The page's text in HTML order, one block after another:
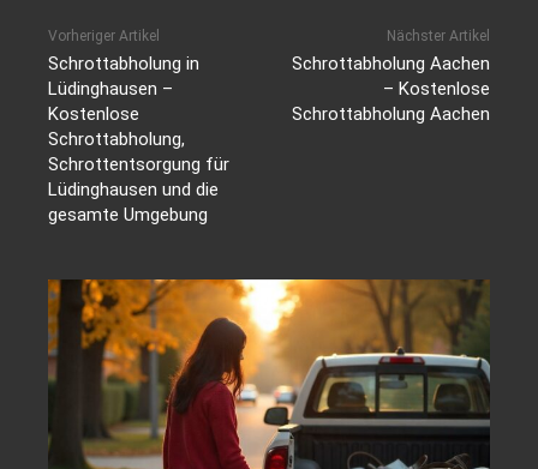
Vorheriger Artikel
Schrottabholung in
Lüdinghausen –
Kostenlose
Schrottabholung,
Schrottentsorgung für
Lüdinghausen und die
gesamte Umgebung
Nächster Artikel
Schrottabholung Aachen
– Kostenlose
Schrottabholung Aachen